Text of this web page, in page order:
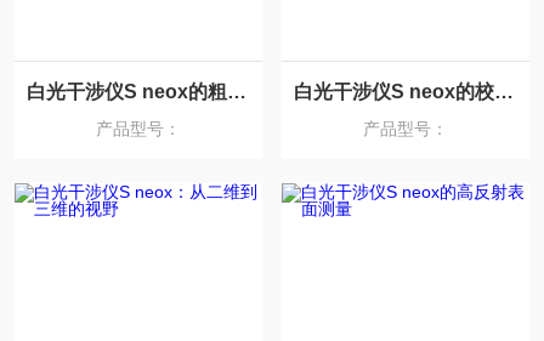
白光干涉仪S neox的粗糙度分析应用
产品型号：
白光干涉仪S neox的校准与准确性
产品型号：